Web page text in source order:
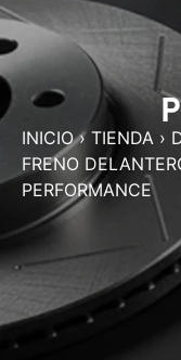
INICIO› TIENDA ›
FRENO
PERFORMANCE